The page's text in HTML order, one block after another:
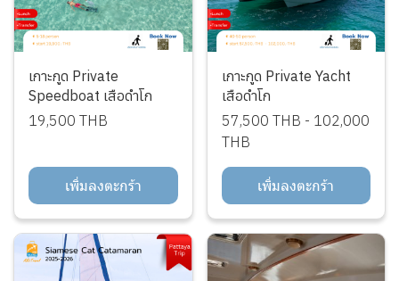
เกาะกูด Private
Speedboat เสือดำโก
19,500 THB
เพิ่มลงตะกร้า
เกาะกูด Private Yacht
เสือดำโก
57,500 THB - 102,000
THB
เพิ่มลงตะกร้า